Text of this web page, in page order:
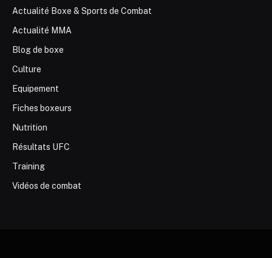
Actualité Boxe & Sports de Combat
Actualité MMA
Blog de boxe
Culture
Equipement
Fiches boxeurs
Nutrition
Résultats UFC
Training
Vidéos de combat